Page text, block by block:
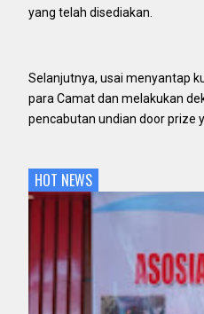
yang telah disediakan.
Selanjutnya, usai menyantap
para Camat dan melakukan
pencabutan undian door prize
HOT NEWS